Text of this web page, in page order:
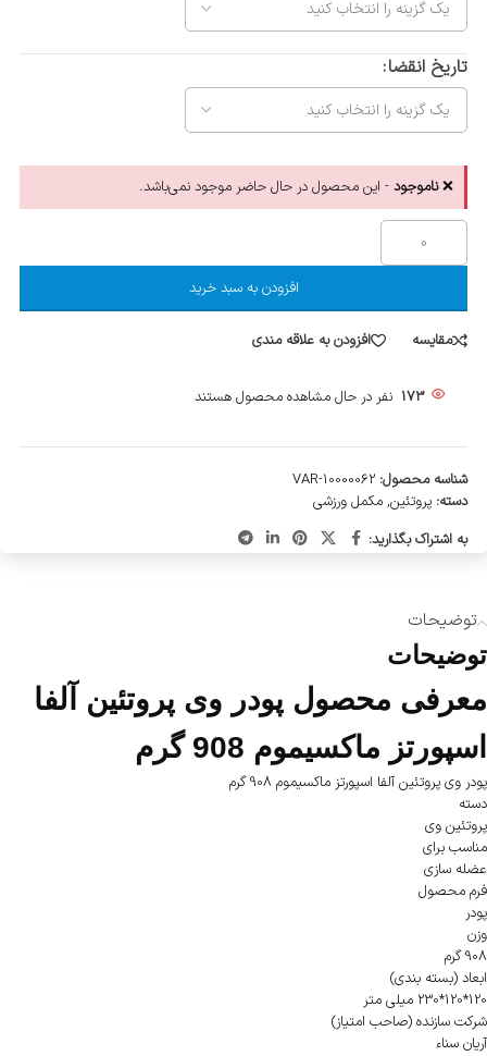
تاریخ انقضا
❌ناموجود - این محصول در حال حاضر موجود نمی‌باشد.
افزودن به سبد خرید
مقایسه افزودن به علاقه مندی
173 نفر در حال مشاهده محصول هستند
شناسه محصول: VAR-10000062
دسته: پروتئین, مکمل ورزشی
به اشتراک بگذارید:
توضیحات
توضیحات
معرفی محصول پودر وی پروتئین آلفا
اسپورتز ماکسیموم 908 گرم
پودر وی پروتئین آلفا اسپورتز ماکسیموم 908 گرم
دسته
پروتئین وی
مناسب برای
عضله سازی
فرم محصول
پودر
وزن
908 گرم
ابعاد (بسته بندی)
120*120*230 میلی متر
شرکت سازنده (صاحب امتیاز)
آریان سناء